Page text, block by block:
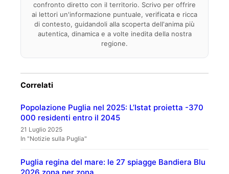
confronto diretto con il territorio. Scrivo per offrire
ai lettori un'informazione puntuale, verificata e ricca
di contesto, guidandoli alla scoperta dell'anima più
autentica, dinamica e a volte inedita della nostra
regione.
Correlati
Popolazione Puglia nel 2025: L’Istat proietta -370
000 residenti entro il 2045
21 Luglio 2025
In "Notizie sulla Puglia"
Puglia regina del mare: le 27 spiagge Bandiera Blu